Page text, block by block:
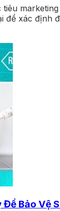
để xác định
Bảo Vệ